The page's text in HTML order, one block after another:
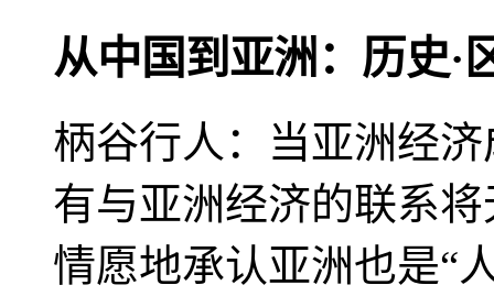
从中国到亚洲：历史·
柄谷行人：当亚洲经
有与亚洲经济的联系
情愿地承认亚洲也是“